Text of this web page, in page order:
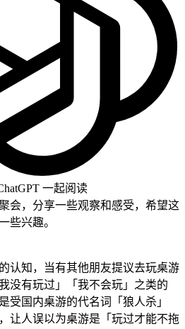
一起阅读
会，分享一些观察和感受，希望这
些兴趣。
认知，当有其他朋友提议去玩桌游
没有玩过」「我不会玩」之类的
受国内桌游的代名词「狼人杀」
让人误以为桌游是「玩过才能不拖